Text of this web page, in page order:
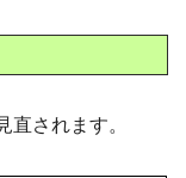
直されます。